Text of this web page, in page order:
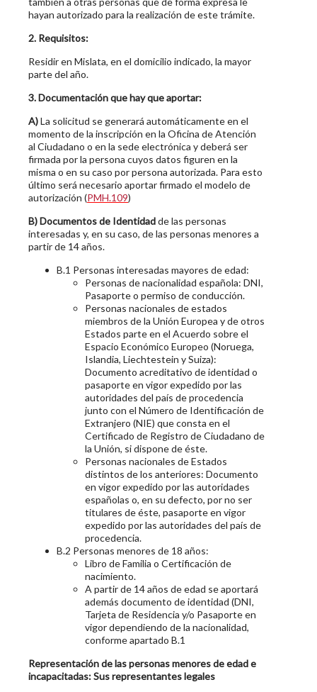
hayan autorizado para la realización de este trámite.
2. Requisitos:
Residir en Mislata, en el domicilio indicado, la mayor
parte del año.
3. Documentación que hay que aportar:
A)La solicitud se generará automáticamente en el
momento de la inscripción en la Oficina de Atención
al Ciudadano o en la sede electrónica y deberá ser
firmada por la persona cuyos datos figuren en la
misma o en su caso por persona autorizada. Para esto
último será necesario aportar firmado el modelo de
autorización (PMH.109)
B)Documentos de Identidadde las personas
interesadas y, en su caso, de las personas menores a
partir de 14 años.
B.1 Personas interesadas mayores de edad:
Personas de nacionalidad española: DNI,
Pasaporte o permiso de conducción.
Personas nacionales de estados
miembros de la Unión Europea y de otros
Estados parte en el Acuerdo sobre el
Espacio Económico Europeo (Noruega,
Islandia, Liechtestein y Suiza):
Documento acreditativo de identidad o
pasaporte en vigor expedido por las
autoridades del país de procedencia
junto con el Número de Identificación de
Extranjero (NIE) que consta en el
Certificado de Registro de Ciudadano de
la Unión, si dispone de éste.
Personas nacionales de Estados
distintos de los anteriores: Documento
en vigor expedido por las autoridades
españolas o, en su defecto, por no ser
titulares de éste, pasaporte en vigor
expedido por las autoridades del país de
procedencia.
B.2 Personas menores de 18 años:
Libro de Familia o Certificación de
nacimiento.
A partir de 14 años de edad se aportará
además documento de identidad (DNI,
Tarjeta de Residencia y/o Pasaporte en
vigor dependiendo de la nacionalidad,
conforme apartado B.1
Representación de las personas menores de edad e
incapacitadas: Sus representantes legales